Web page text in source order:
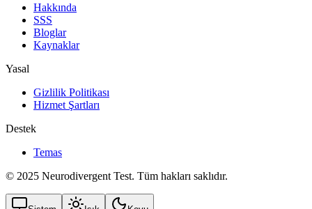
Hakkında
SSS
Bloglar
Kaynaklar
Yasal
Gizlilik Politikası
Hizmet Şartları
Destek
Temas
© 2025 Neurodivergent Test. Tüm hakları saklıdır.